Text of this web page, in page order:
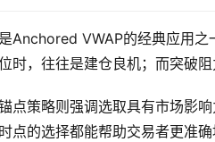
Anchored VWAP的经典应用
时，往往是建仓良机；而突破阻
点策略则强调选取具有市场影
点的选择都能帮助交易者更准确